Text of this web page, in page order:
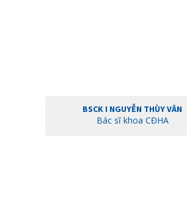
BSCK I NGUYỄN THÙY VÂN
Bác sĩ khoa CĐHA